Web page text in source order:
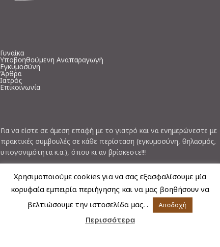
Γυναίκα
Υποβοηθούμενη Αναπαραγωγή
Εγκυμοσύνη
Άρθρα
Ιατρός
Επικοινωνία
Για να είστε σε άμεση επαφή με το γιατρό και να ενημερώνεστε με
πρακτικές συμβουλές σε κάθε περίσταση (εγκυμοσύνη, θηλασμός,
υπογονιμότητα κ.α.), όπου κι αν βρίσκεστε!!!
Χρησιμοποιούμε cookies για να σας εξασφαλίσουμε μία
κορυφαία εμπειρία περιήγησης και να μας βοηθήσουν να
βελτιώσουμε την ιστοσελίδα μας. .
Αποδοχή
Περισσότερα